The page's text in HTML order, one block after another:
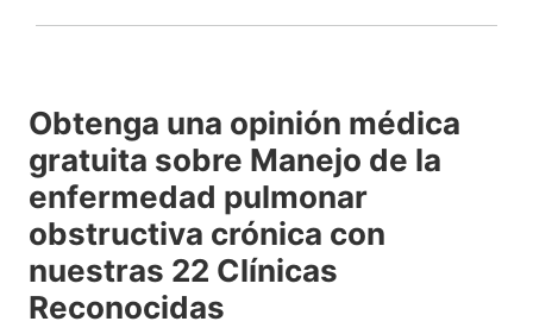
Obtenga una opinión médica
gratuita sobre Manejo de la
enfermedad pulmonar
obstructiva crónica con
nuestras 22 Clínicas
Reconocidas